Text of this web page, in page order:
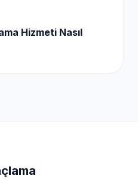
Hizmeti Nasıl